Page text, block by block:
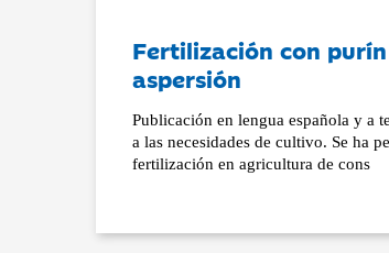
Fertilización con
aspersión
Publicación en lengua española y a
a las necesidades de cultivo. Se ha
fertilización en agricultura de cons